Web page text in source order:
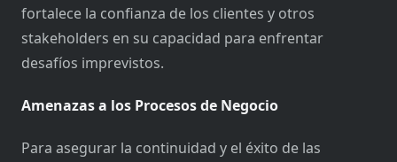
fortalece la confianza de los clientes y otros
stakeholders en su capacidad para enfrentar
desafíos imprevistos.
Amenazas a los Procesos de Negocio
Para asegurar la continuidad y el éxito de las